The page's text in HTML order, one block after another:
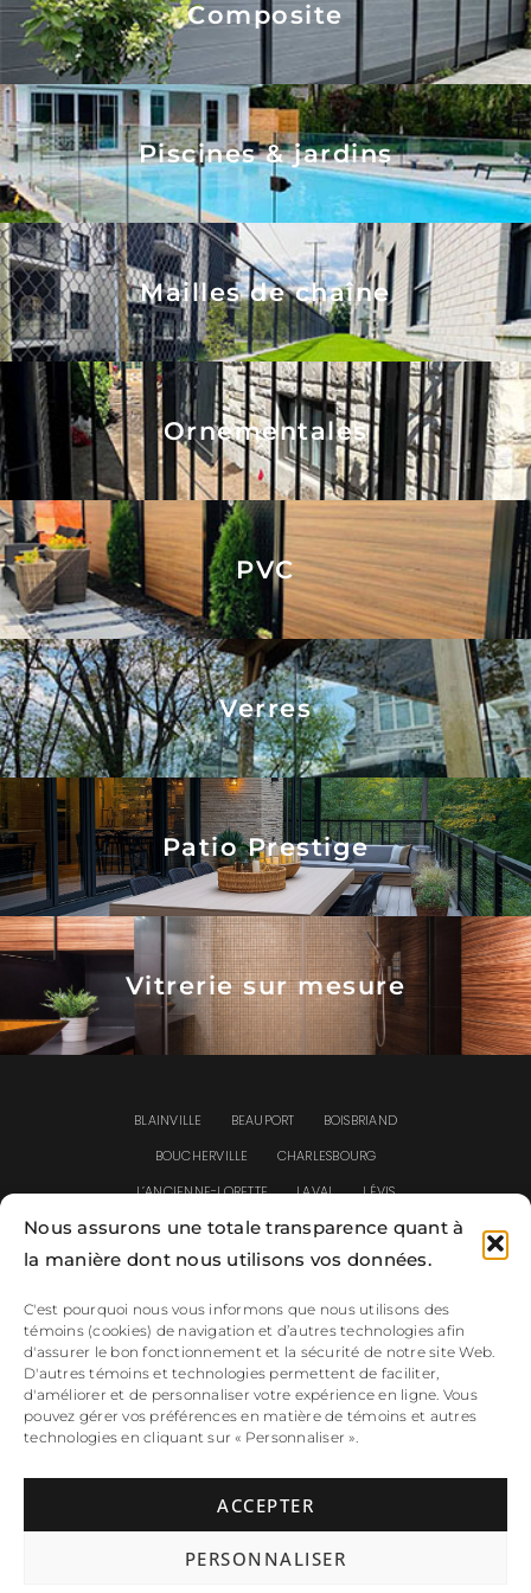
Nous assurons une totale transparence quant à
la manière dont nous utilisons vos données.
C'est pourquoi nous vous informons que nous utilisons des
témoins (cookies) de navigation et d’autres technologies afin
d'assurer le bon fonctionnement et la sécurité de notre site Web.
D'autres témoins et technologies permettent de faciliter,
d'améliorer et de personnaliser votre expérience en ligne. Vous
pouvez gérer vos préférences en matière de témoins et autres
technologies en cliquant sur « Personnaliser ».
ACCEPTER
PERSONNALISER
Composite
Piscines & jardins
Mailles de chaîne
Ornementales
PVC
Verres
Patio Prestige
Vitrerie sur mesure
BLAINVILLE BEAUPORT
BOISBRIAND
BOUCHERVILLE
CHARLESBOURG
L’ANCIENNE-LORETTE
LAVAL
LÉVIS
LONGUEUIL
MASCOUCHE
MIRABEL
MONTRÉAL
REPENTIGNY
ROSEMÈRE
SAINT-JÉRÔME
SAINT-SAUVEUR
SAINTE-FOY
SAINTE-JULIE
TERREBONNE VARENNES
Toutes utilisations ou reproductions des images et/ou des